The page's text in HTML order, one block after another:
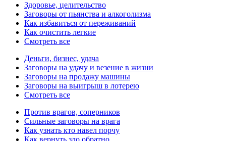
Здоровье, целительство
Заговоры от пьянства и алкоголизма
Как избавиться от переживаний
Как очистить легкие
Смотреть все
Деньги, бизнес, удача
Заговоры на удачу и везение в жизни
Заговоры на продажу машины
Заговоры на выигрыш в лотерею
Смотреть все
Против врагов, соперников
Сильные заговоры на врага
Как узнать кто навел порчу